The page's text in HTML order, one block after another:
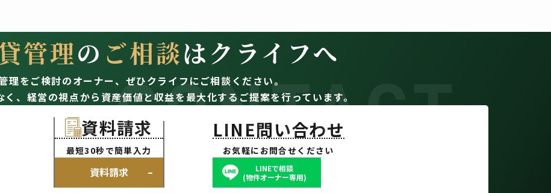
CONTACT
管理の ご相談はクライフへ
理をご検討のオーナー、 ぜひクライフにご相談ください。
、経営の視点から資産価値と収益を最大化するご提案を行っています。
資料請求
最短30秒で簡単入力
資料請求
LINE問い合わせ
お気軽にお問合せください
LINEで相談
(物件オーナー専用)